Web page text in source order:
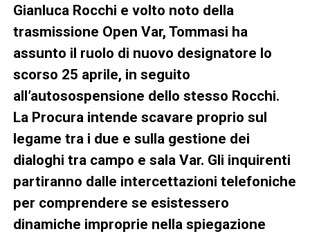
Gianluca Rocchi e volto noto della
trasmissione Open Var, Tommasi ha
assunto il ruolo di nuovo designatore lo
scorso 25 aprile, in seguito
all’autosospensione dello stesso Rocchi.
La Procura intende scavare proprio sul
legame tra i due e sulla gestione dei
dialoghi tra campo e sala Var. Gli inquirenti
partiranno dalle intercettazioni telefoniche
per comprendere se esistessero
dinamiche improprie nella spiegazione